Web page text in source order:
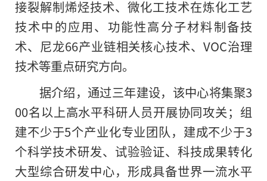
接裂解制烯烃技术、微化工技术在炼化工艺
技术中的应用、功能性高分子材料制备技
术、尼龙66产业链相关核心技术、VOC治理
技术等重点研究方向。
据介绍，通过三年建设，该中心将集聚3
00名以上高水平科研人员开展协同攻关；组
建不少于5个产业化专业团队，建成不少于3
个科学技术研发、试验验证、科技成果转化
大型综合研发中心，形成具备世界一流水平